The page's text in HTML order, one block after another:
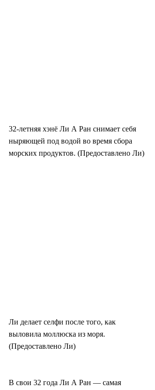
32-летняя хэнё Ли А Ран снимает себя
ныряющей под водой во время сбора
морских продуктов. (Предоставлено Ли)
Ли делает селфи после того, как
выловила моллюска из моря.
(Предоставлено Ли)
В свои 32 года Ли А Ран — самая